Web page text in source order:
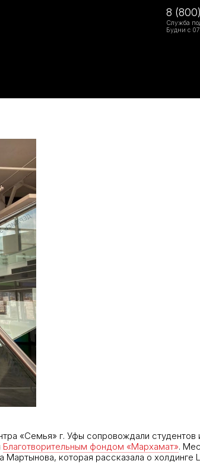
8
Служба
Будни с
«Семья» г. Уфы сопровождали
Благотворительным фондом «Мархамат».
которая рассказала о холдинге